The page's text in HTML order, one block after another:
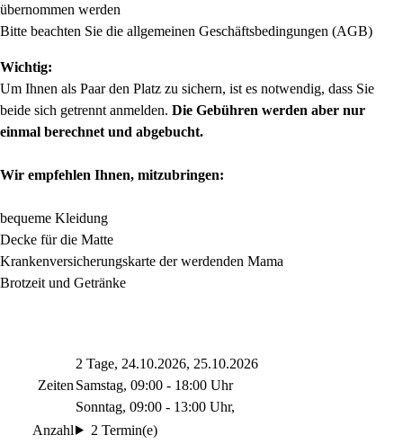
übernommen werden
Bitte beachten Sie die allgemeinen Geschäftsbedingungen (AGB)
Wichtig:
Um Ihnen als Paar den Platz zu sichern, ist es notwendig, dass Sie
beide sich getrennt anmelden. Die Gebühren werden aber nur
einmal berechnet und abgebucht.
Wir empfehlen Ihnen, mitzubringen:
bequeme Kleidung
Decke für die Matte
Krankenversicherungskarte der werdenden Mama
Brotzeit und Getränke
Zeiten
2 Tage, 24.10.2026, 25.10.2026
Samstag, 09:00 - 18:00 Uhr
Sonntag, 09:00 - 13:00 Uhr,
Anzahl
2 Termin(e)